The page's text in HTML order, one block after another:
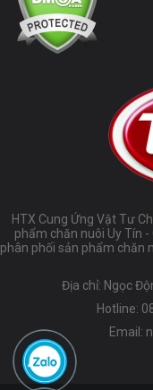
HTX Cung Ứng Vật Tư
phẩm chăn nuôi Uy Tín
phân phối sản phẩm chăn
Địa chỉ: Ngọc
Hotline:
Email: